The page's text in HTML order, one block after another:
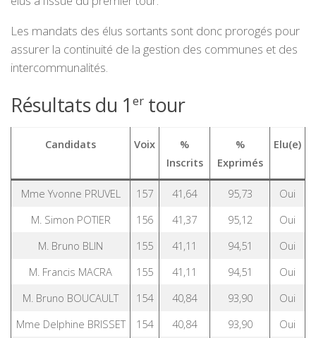
Les mandats des élus sortants sont donc prorogés pour
assurer la continuité de la gestion des communes et des
intercommunalités.
Résultats du 1 ertour
Candidats Voix
%
Inscrits
%
Exprimés
Elu(e)
Mme Yvonne PRUVEL 157 41,64 95,73
Oui
M. Simon POTIER
156 41,37 95,12
Oui
M. Bruno BLIN
155 41,11 94,51
Oui
M. Francis MACRA
155 41,11 94,51
Oui
M. Bruno BOUCAULT
154 40,84 93,90
Oui
Mme Delphine BRISSET
154 40,84 93,90
Oui